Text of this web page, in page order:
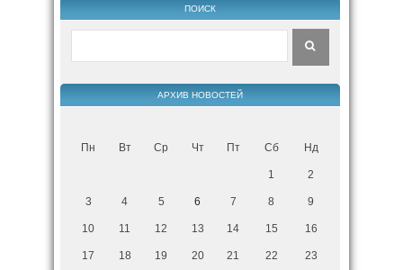
ПОИСК
АРХИВ НОВОСТЕЙ
Пн Вт Ср Чт Пт Сб Нд
1 2
3 4 5 6 7 8 9
10 11 12 13 14 15 16
17 18 19 20 21 22 23